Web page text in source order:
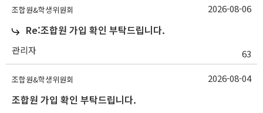
조합원&학생위원회
Re:조합원 가입 확인 부탁드립니다.
관리자 63
2026-08-06
조합원&학생위원회
조합원 가입 확인 부탁드립니다.
2026-08-04